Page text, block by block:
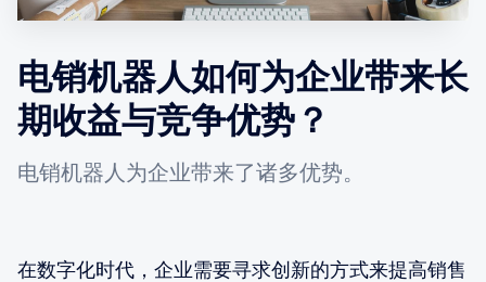
电销机器人如何为企业带来长
期收益与竞争优势？
电销机器人为企业带来了诸多优势。
在数字化时代，企业需要寻求创新的方式来提高销售